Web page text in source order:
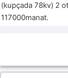
(kupçada 78kv) 2
117000manat.